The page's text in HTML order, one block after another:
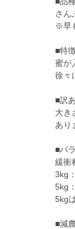
さん
※早
■特
蜜が
徐々
■訳
大き
あり
■バ
緩衝
3kg
5kg
5kg
■減